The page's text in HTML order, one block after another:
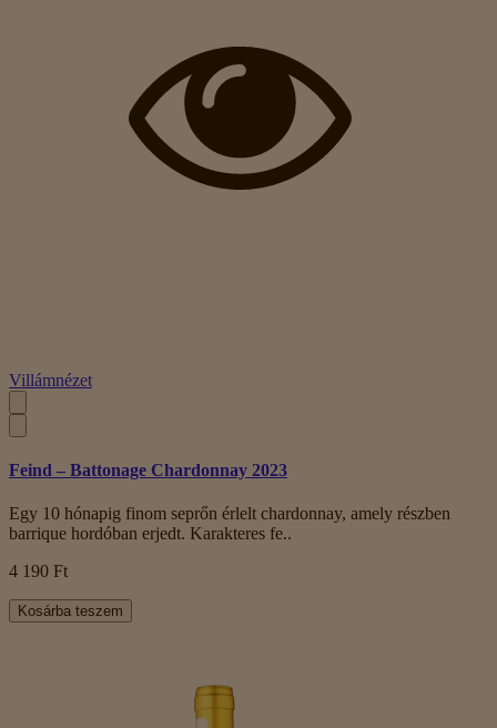
Villámnézet
Feind – Battonage Chardonnay 2023
Egy 10 hónapig finom seprőn érlelt chardonnay, amely részben
barrique hordóban erjedt. Karakteres fe..
4 190 Ft
Kosárba teszem